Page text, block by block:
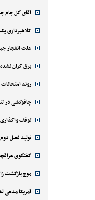
آقای گل جام
کلاهبرداری
علت انفجار
برق گران
روند امتحانات نهایی 4
چاقوکشی در
توقف
تولید فصل
گفتگوی
موج بازگشت
آمریکا مدعی